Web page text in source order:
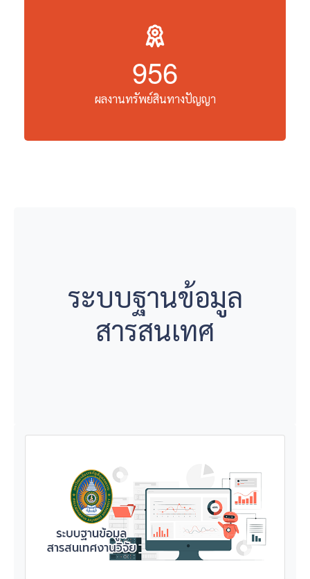
956
ระบบฐานข้อมูล
สารสนเทศ